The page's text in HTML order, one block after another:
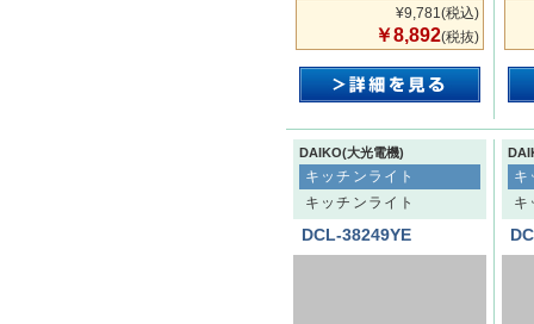
¥9,781(税込)
￥8,892(税抜)
DAIKO(大光電機)
キッチンライト
キッチンライト
DCL-38249YE
キ
キ